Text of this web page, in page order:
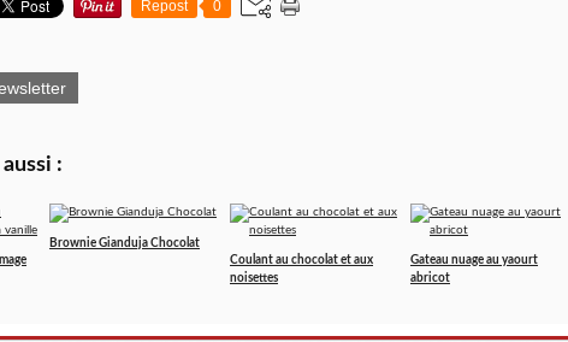
Repost 0
:
Brownie Gianduja Chocolat
Coulant au chocolat et aux
noisettes
Gateau nuage au yaourt
abricot